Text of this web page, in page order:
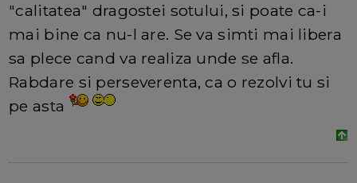
"calitatea" dragostei sotului, si poate ca-i
mai bine ca nu-l are. Se va simti mai libera
sa plece cand va realiza unde se afla.
Rabdare si perseverenta, ca o rezolvi tu si
pe asta